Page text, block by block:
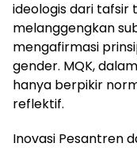
ideologis dari
melanggengkan
mengafirmasi
gender. MQK,
hanya berpikir
reflektif.
Inovasi Pesantren